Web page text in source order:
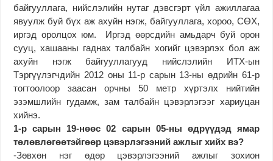
байгууллага, нийслэлийн нутаг дэвсгэрт үйл ажиллагаа
явуулж буй бүх аж ахуйн нэгж, байгууллага, хороо, СӨХ,
иргэд оролцох юм. Иргэд өөрсдийн амьдарч буй орон
сууц, хашааны гаднах талбайн хогийг цэвэрлэх бол аж
ахуйн нэгж байгууллагууд нийслэлийн ИТХ-ын
Тэргүүлэгчдийн 2012 оны 11-р сарын 13-ны өдрийн 61-р
тогтоолоор заасан орчны 50 метр хүртэлх нийтийн
эзэмшлийн гудамж, зам талбайн цэвэрлэгээг хариуцан
хийнэ.
1-р сарын 19-нөөс 02 сарын 05-ны өдрүүдэд ямар
төлөвлөгөөтэйгөөр цэвэрлэгээний ажлыг хийх вэ?
-Зөвхөн нэг өдөр цэвэрлэгээний ажлыг зохион